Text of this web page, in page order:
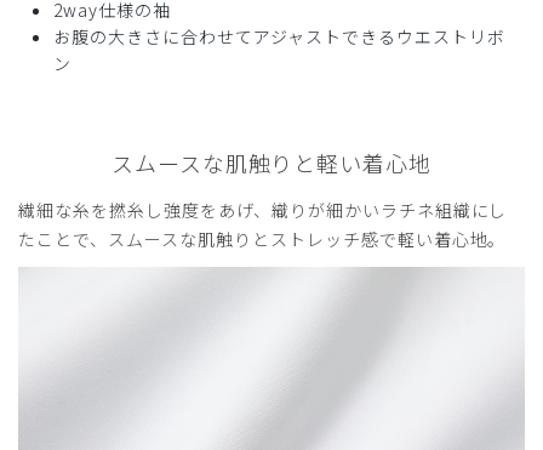
2way仕様の袖
お腹の大きさに合わせてアジャストできるウエストリボ
ン
スムースな肌触りと軽い着心地
繊細な糸を撚糸し強度をあげ、織りが細かいラチネ組織にし
たことで、スムースな肌触りとストレッチ感で軽い着心地。